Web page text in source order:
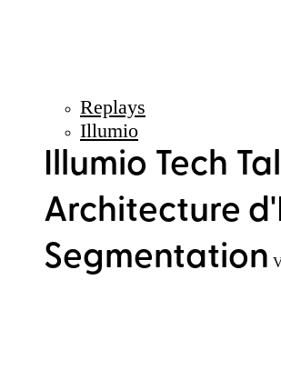
Replays
Illumio
Illumio Tech
Architecture
Segmentation